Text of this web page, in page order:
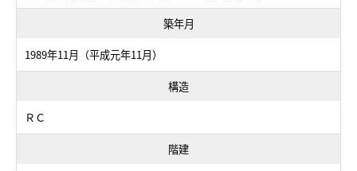
築年月
1989年11月（平成元年11月）
構造
ＲＣ
階建